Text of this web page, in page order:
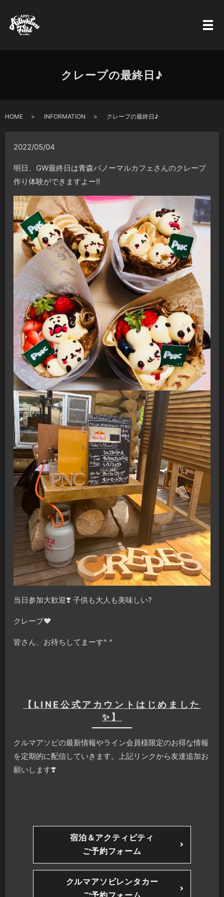
クレープの最終日♪
HOME INFORMATION クレープの最終日♪
2022/05/04
明日、GW最終日は青森パノーマルカフェさんのクレープ
作り体験ができますよー‼️
当日参加大歓迎❣️ 子供も大人も美味しい?
クレープ❤️
皆さん、お待ちしてまーす^ ^
【LINE公式アカウントはじめました
✨】
クルマアソビの最新情報やライン会員様限定のお得な情報
を定期的に配信していきます。上記リンクから友達追加お
願いします❣️
宿泊＆アクティビティ
ご予約フォーム
クルマアソビレンタカー